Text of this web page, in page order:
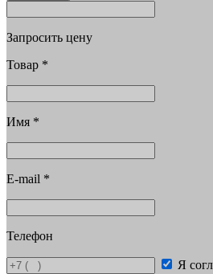
Запросить цену
Товар *
Имя *
E-mail *
Телефон
Я